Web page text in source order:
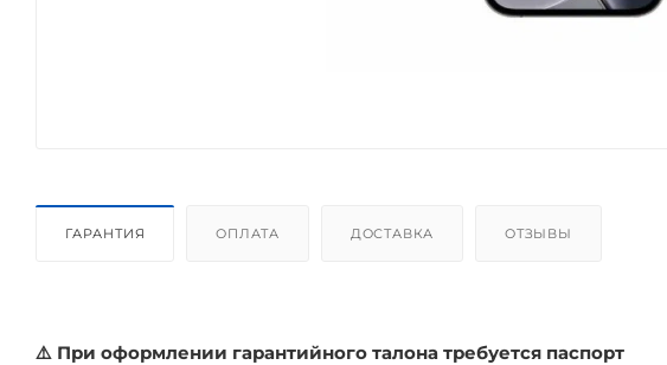
ГАРАНТИЯ ОПЛАТА ДОСТАВКА ОТЗЫВЫ
⚠️ При оформлении гарантийного талона требуется паспорт